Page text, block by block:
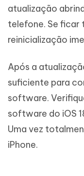
atualização
telefone. Se ficar
reinicialização
Após a
suficiente para
software.
software do iOS
Uma vez
iPhone.